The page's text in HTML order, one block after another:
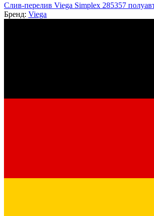
Слив-перелив Viega Simplex 285357
Бренд: Viega